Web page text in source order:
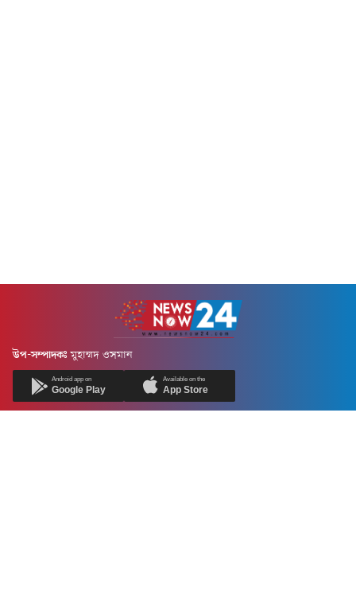
উপ-সম্পাদকঃ মুহাম্মদ ওসমান
Android app on
Google Play
Available on the
App Store